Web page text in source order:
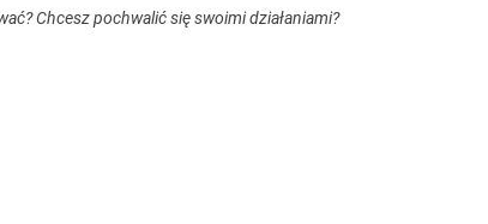
Chcesz pochwalić się swoimi działaniami?